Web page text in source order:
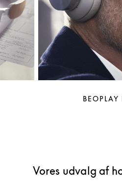
BEOPLAY
Vores udvalg af